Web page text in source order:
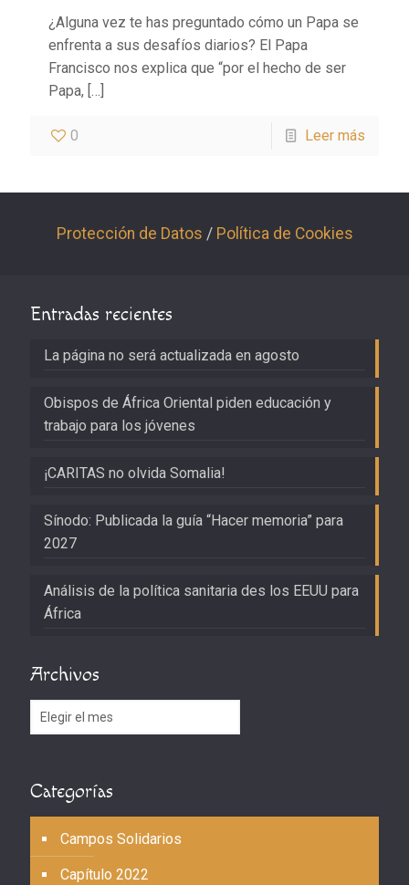
¿Alguna vez te has preguntado cómo un Papa se
enfrenta a sus desafíos diarios? El Papa
Francisco nos explica que “por el hecho de ser
Papa, […]
0 Leer más
Protección de Datos / Política de Cookies
Entradas recientes
La página no será actualizada en agosto
Obispos de África Oriental piden educación y
trabajo para los jóvenes
¡CARITAS no olvida Somalia!
Sínodo: Publicada la guía “Hacer memoria” para
2027
Análisis de la política sanitaria des los EEUU para
África
Archivos
Archivos
Categorías
Campos Solidarios
Capítulo 2022